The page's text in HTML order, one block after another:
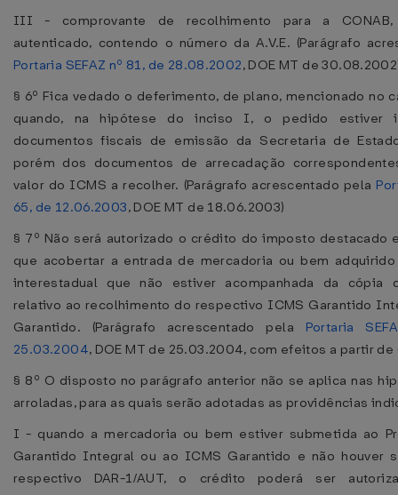
III - comprovante de recolhimento para a CONAB,
autenticado, contendo o número da A.V.E. (Parágrafo
Portaria SEFAZ nº 81, de 28.08.2002, DOE MT de
§ 6º Fica vedado o deferimento, de plano, mencionado no
quando, na hipótese do inciso I, o pedido estiver
documentos fiscais de emissão da Secretaria de
porém dos documentos de arrecadação
valor do ICMS a recolher. (Parágrafo acrescentado pela
65, de 12.06.2003, DOE MT de 18.06.2003)
§ 7º Não será autorizado o crédito do imposto destacado
que acobertar a entrada de mercadoria ou bem
interestadual que não estiver acompanhada da cópia
relativo ao recolhimento do respectivo ICMS Garantido
Garantido. (Parágrafo acrescentado pela Portaria
25.03.2004, DOE MT de 25.03.2004, com efeitos a partir
§ 8º O disposto no parágrafo anterior não se aplica nas
arroladas, para as quais serão adotadas as providências
I - quando a mercadoria ou bem estiver submetida ao
Garantido Integral ou ao ICMS Garantido e não houver
respectivo DAR-1/AUT, o crédito poderá ser